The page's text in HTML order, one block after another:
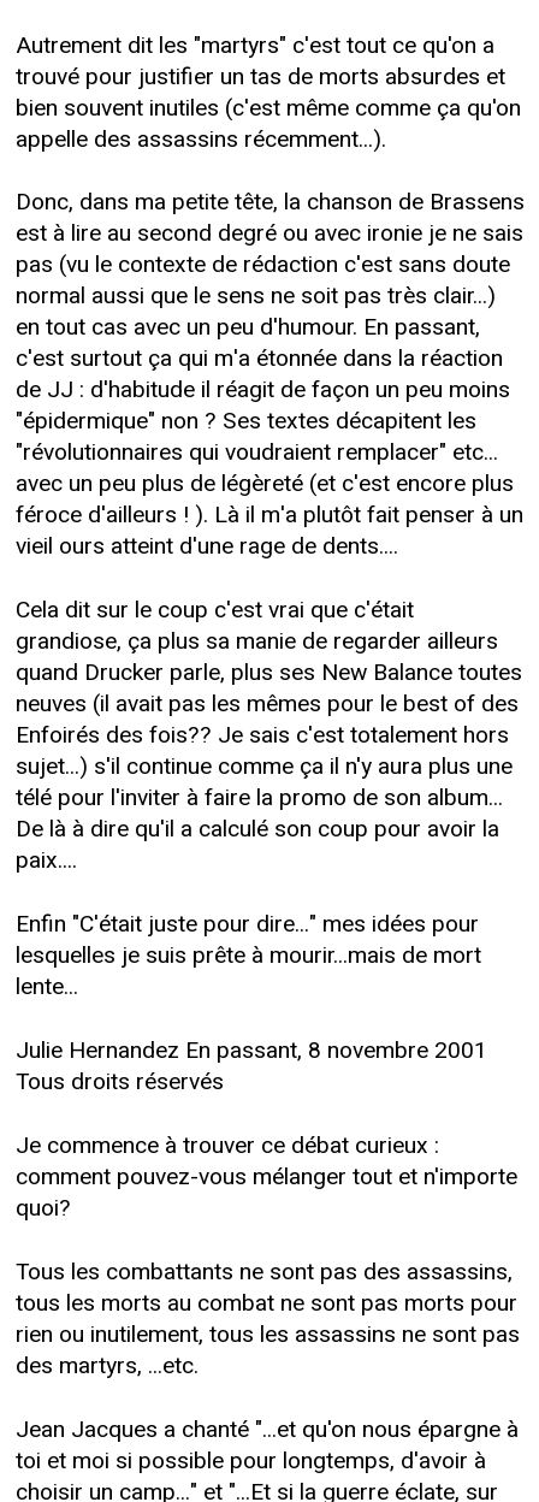
Autrement dit les "martyrs" c'est tout ce qu'on a
trouvé pour justifier un tas de morts absurdes et
bien souvent inutiles (c'est même comme ça qu'on
appelle des assassins récemment...).
Donc, dans ma petite tête, la chanson de Brassens
est à lire au second degré ou avec ironie je ne sais
pas (vu le contexte de rédaction c'est sans doute
normal aussi que le sens ne soit pas très clair...)
en tout cas avec un peu d'humour. En passant,
c'est surtout ça qui m'a étonnée dans la réaction
de JJ : d'habitude il réagit de façon un peu moins
"épidermique" non ? Ses textes décapitent les
"révolutionnaires qui voudraient remplacer" etc...
avec un peu plus de légèreté (et c'est encore plus
féroce d'ailleurs ! ). Là il m'a plutôt fait penser à un
vieil ours atteint d'une rage de dents....
Cela dit sur le coup c'est vrai que c'était
grandiose, ça plus sa manie de regarder ailleurs
quand Drucker parle, plus ses New Balance toutes
neuves (il avait pas les mêmes pour le best of des
Enfoirés des fois?? Je sais c'est totalement hors
sujet...) s'il continue comme ça il n'y aura plus une
télé pour l'inviter à faire la promo de son album...
De là à dire qu'il a calculé son coup pour avoir la
paix....
Enfin "C'était juste pour dire..." mes idées pour
lesquelles je suis prête à mourir...mais de mort
lente...
Julie Hernandez En passant, 8 novembre 2001
Tous droits réservés
Je commence à trouver ce débat curieux :
comment pouvez-vous mélanger tout et n'importe
quoi?
Tous les combattants ne sont pas des assassins,
tous les morts au combat ne sont pas morts pour
rien ou inutilement, tous les assassins ne sont pas
des martyrs, ...etc.
Jean Jacques a chanté "...et qu'on nous épargne à
toi et moi si possible pour longtemps, d'avoir à
choisir un camp..." et "...Et si la guerre éclate, sur